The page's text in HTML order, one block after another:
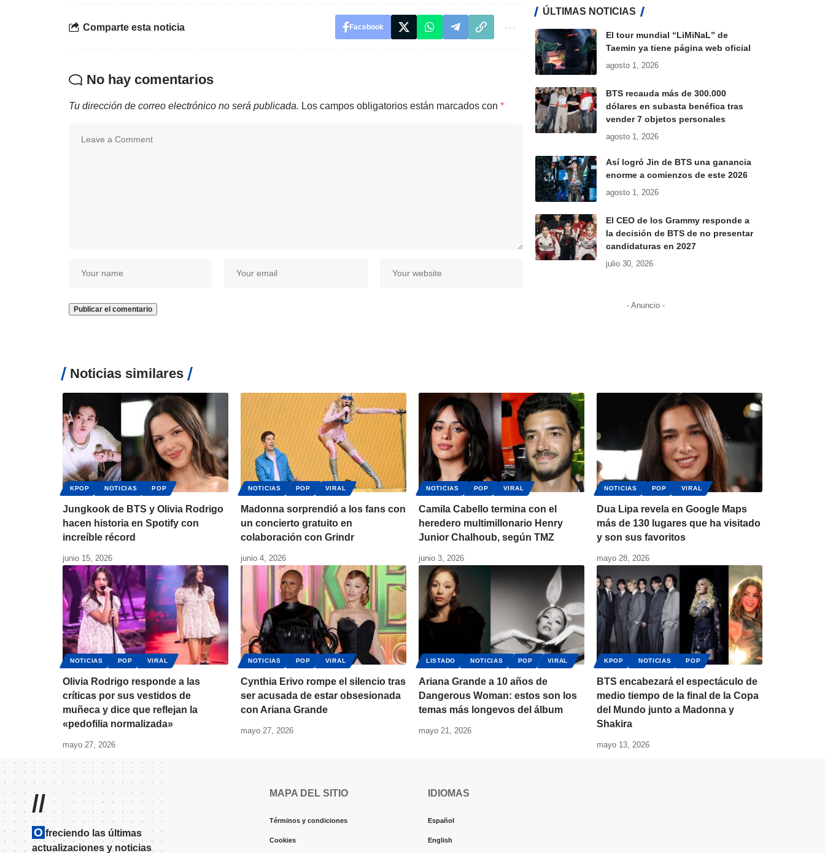
Comparte esta noticia Facebook
No hay comentarios
Tu dirección de correo electrónico no será publicada. Los campos obligatorios están marcados con *
ÚLTIMAS NOTICIAS
El tour mundial “LiMiNaL” de
Taemin ya tiene página web oficial
agosto 1, 2026
BTS recauda más de 300.000
dólares en subasta benéfica tras
vender 7 objetos personales
agosto 1, 2026
Así logró Jin de BTS una ganancia
enorme a comienzos de este 2026
agosto 1, 2026
El CEO de los Grammy responde a
la decisión de BTS de no presentar
candidaturas en 2027
julio 30, 2026
- Anuncio -
Noticias similares
KPOP NOTICIAS POP
Jungkook de BTS y Olivia Rodrigo
hacen historia en Spotify con
increíble récord
junio 15, 2026
NOTICIAS POP VIRAL
Madonna sorprendió a los fans con
un concierto gratuito en
colaboración con Grindr
junio 4, 2026
NOTICIAS POP VIRAL
Camila Cabello termina con el
heredero multimillonario Henry
Junior Chalhoub, según TMZ
junio 3, 2026
NOTICIAS POP VIRAL
Dua Lipa revela en Google Maps
más de 130 lugares que ha visitado
y son sus favoritos
mayo 28, 2026
NOTICIAS POP VIRAL
Olivia Rodrigo responde a las
críticas por sus vestidos de
muñeca y dice que reflejan la
«pedofilia normalizada»
mayo 27, 2026
NOTICIAS POP VIRAL
Cynthia Erivo rompe el silencio tras
ser acusada de estar obsesionada
con Ariana Grande
mayo 27, 2026
LISTADO NOTICIAS POP VIRAL
Ariana Grande a 10 años de
Dangerous Woman: estos son los
temas más longevos del álbum
mayo 21, 2026
KPOP NOTICIAS POP
BTS encabezará el espectáculo de
medio tiempo de la final de la Copa
del Mundo junto a Madonna y
Shakira
mayo 13, 2026
//
O freciendo las últimas
actualizaciones y noticias
MAPA DEL SITIO
Términos y condiciones
Cookies
IDIOMAS
Español
English